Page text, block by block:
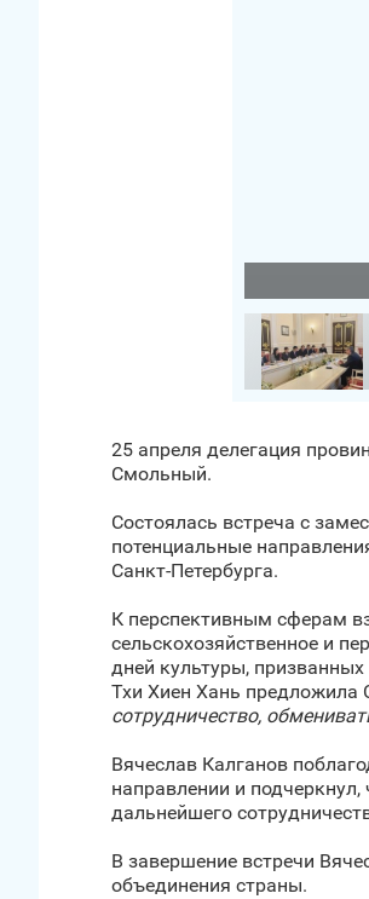
25 апреля делегация
Смольный.
Состоялась встреча с
потенциальные
Санкт‑Петербурга.
К перспективным сферам
сельскохозяйственное и
дней культуры,
Тхи Хиен Хань предложила
сотрудничество,
Вячеслав Калганов
направлении и
дальнейшего
В завершение встречи
объединения страны.